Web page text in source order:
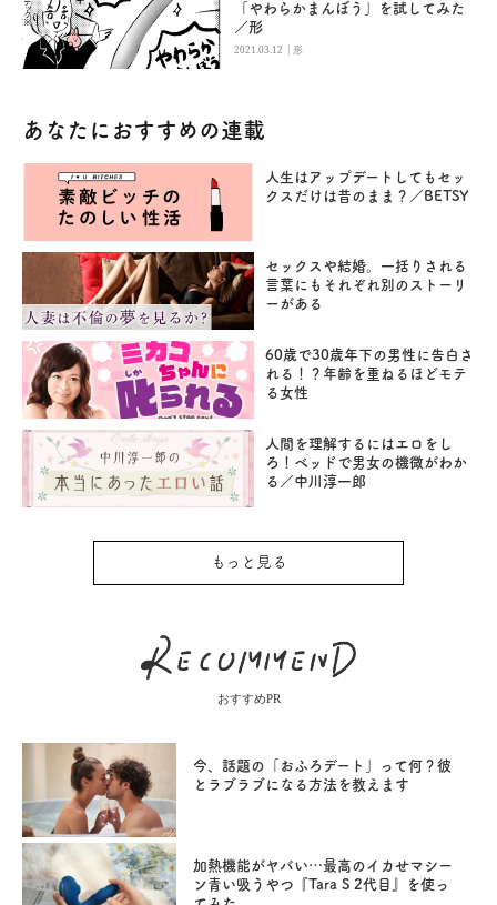
「やわらかまんぼう」を試してみた
／形
2021.03.12 |形
あなたにおすすめの連載
人生はアップデートしてもセッ
クスだけは昔のまま？／BETSY
セックスや結婚。一括りされる
言葉にもそれぞれ別のストーリ
ーがある
60歳で30歳年下の男性に告白さ
れる！？年齢を重ねるほどモテ
る女性
人間を理解するにはエロをし
ろ！ベッドで男女の機微がわか
る／中川淳一郎
もっと見る
おすすめPR
今、話題の「おふろデート」って何？彼
とラブラブになる方法を教えます
加熱機能がヤバい…最高のイカせマシー
ン青い吸うやつ『Tara S 2代目』を使っ